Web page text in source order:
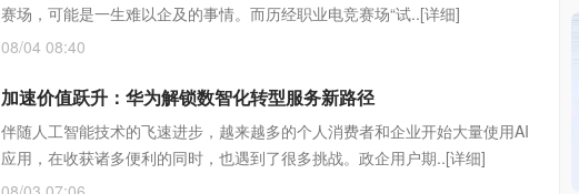
赛场，可能是一生难以企及的事情。而历经职业电竞赛场“试..[详细]
08/04 08:40
加速价值跃升：华为解锁数智化转型服务新路径
伴随人工智能技术的飞速进步，越来越多的个人消费者和企业开始大量使用AI
应用，在收获诸多便利的同时，也遇到了很多挑战。政企用户期..[详细]